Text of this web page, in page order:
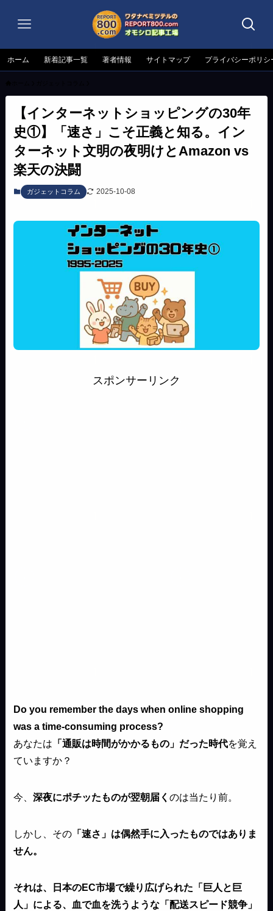
ホーム 新着記事一覧 著者情報 サイトマップ プライバシーポリシ
【インターネットショッピングの30年
史①】「速さ」こそ正義と知る。イン
ターネット文明の夜明けとAmazon vs
楽天の決闘
ガジェットコラム 2025-10-08
スポンサーリンク
Do you remember the days when online shopping
was a time-consuming process?
あなたは 「通販は時間がかかるもの」だった時代を覚え
ていますか？
今、深夜にポチッたものが翌朝届くのは当たり前。
しかし、その 「速さ」は偶然手に入ったものではありま
せん。
それは、日本のEC市場で繰り広げられた「巨人と巨
人」による、血で血を洗うような「配送スピード競争」